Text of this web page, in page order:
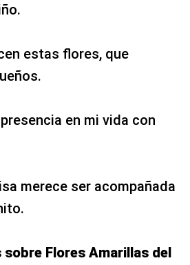
estas flores, que
en mi vida con
merece ser acompañada
sobre Flores Amarillas del